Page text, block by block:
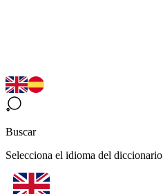
Buscar
Selecciona el idioma del diccionario